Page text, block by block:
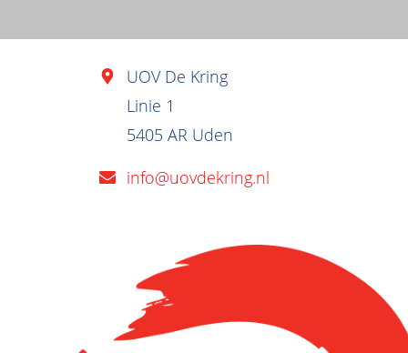
UOV De Kring
Linie 1
5405 AR Uden
info@uovdekring.nl